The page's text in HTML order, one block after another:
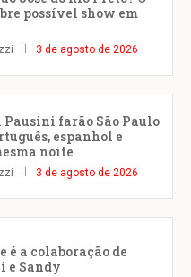
possível show em
3 de agosto de 2026
farão São Paulo
espanhol e
noite
3 de agosto de 2026
é a colaboração de
e Sandy